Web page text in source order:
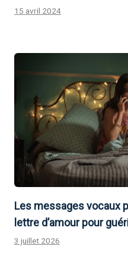
15 avril 2024
Les messages vocaux
lettre d’amour pour
3 juillet 2026